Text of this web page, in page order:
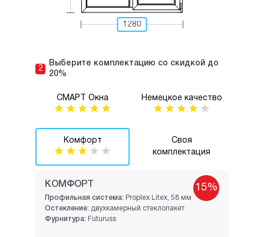
2
Выберите комплектацию со скидкой до
20%
СМАРТ Окна Немецкое качество
Комфорт
Своя
комплектация
КОМФОРТ
Профильная система: Proplex Litex, 58 мм
Остекление: двухкамерный стеклопакет
Фурнитура: Futuruss
15%